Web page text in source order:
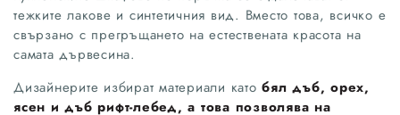
тежките лакове и синтетичния вид. Вместо това, всичко е
свързано с прегръщането на естествената красота на
самата дървесина.
Дизайнерите избират материали катобял дъб, орех,
ясен и дъб рифт-лебед, а това позволява на